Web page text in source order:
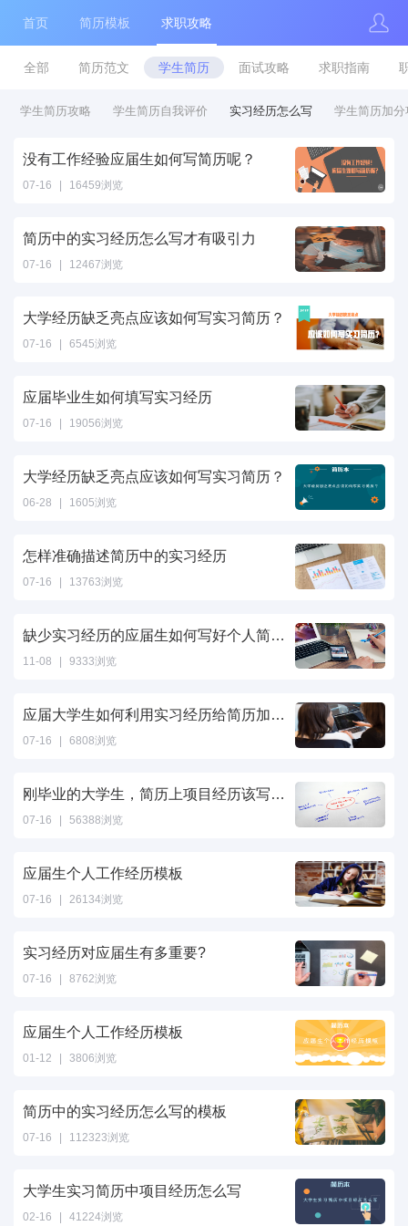
首页 简历模板 求职攻略
全部 简历范文 学生简历 面试攻略 求职指南
学生简历攻略 学生简历自我评价 实习经历怎么写 学生简历加分
没有工作经验应届生如何写简历呢？
07-16 16459浏览
简历中的实习经历怎么写才有吸引力
07-16 12467浏览
大学经历缺乏亮点应该如何写实习简历？
07-16 6545浏览
应届毕业生如何填写实习经历
07-16 19056浏览
大学经历缺乏亮点应该如何写实习简历？
06-28 1605浏览
怎样准确描述简历中的实习经历
07-16 13763浏览
缺少实习经历的应届生如何写好个人简历？
11-08 9333浏览
应届大学生如何利用实习经历给简历加分？
07-16 6808浏览
刚毕业的大学生，简历上项目经历该写些什么？
07-16 56388浏览
应届生个人工作经历模板
07-16 26134浏览
实习经历对应届生有多重要?
07-16 8762浏览
应届生个人工作经历模板
01-12 3806浏览
简历中的实习经历怎么写的模板
07-16 112323浏览
大学生实习简历中项目经历怎么写
02-16 41224浏览